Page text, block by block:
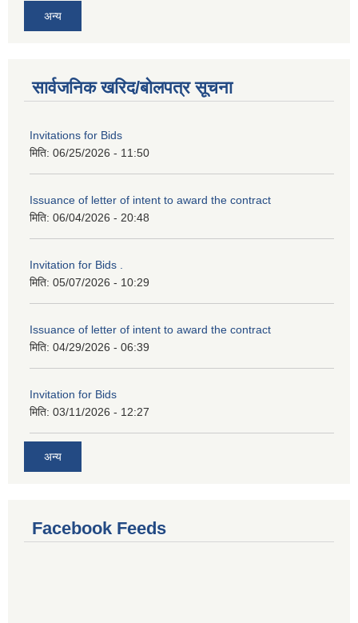
अन्य
सार्वजनिक खरिद/बोलपत्र सूचना
Invitations for Bids
मिति: 06/25/2026 - 11:50
Issuance of letter of intent to award the contract
मिति: 06/04/2026 - 20:48
Invitation for Bids .
मिति: 05/07/2026 - 10:29
Issuance of letter of intent to award the contract
मिति: 04/29/2026 - 06:39
Invitation for Bids
मिति: 03/11/2026 - 12:27
अन्य
Facebook Feeds